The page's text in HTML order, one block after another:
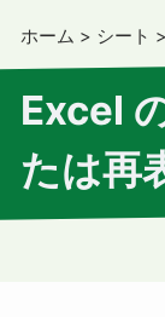
ホーム > シート >
Excel
たは再